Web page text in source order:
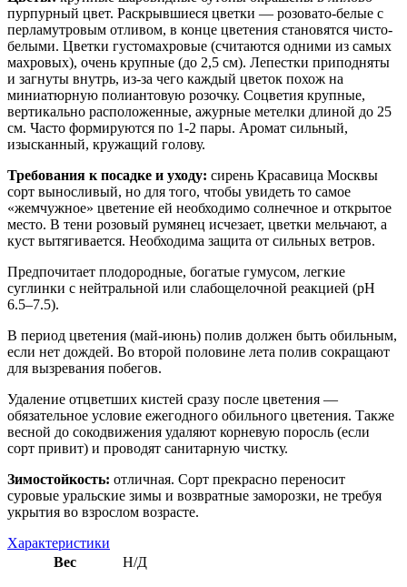
пурпурный цвет. Раскрывшиеся цветки — розовато-белые с
перламутровым отливом, в конце цветения становятся чисто-
белыми. Цветки густомахровые (считаются одними из самых
махровых), очень крупные (до 2,5 см). Лепестки приподняты
и загнуты внутрь, из-за чего каждый цветок похож на
миниатюрную полиантовую розочку. Соцветия крупные,
вертикально расположенные, ажурные метелки длиной до 25
см. Часто формируются по 1-2 пары. Аромат сильный,
изысканный, кружащий голову.
Требования к посадке и уходу: сирень Красавица Москвы
сорт выносливый, но для того, чтобы увидеть то самое
«жемчужное» цветение ей необходимо солнечное и открытое
место. В тени розовый румянец исчезает, цветки мельчают, а
куст вытягивается. Необходима защита от сильных ветров.
Предпочитает плодородные, богатые гумусом, легкие
суглинки с нейтральной или слабощелочной реакцией (pH
6.5–7.5).
В период цветения (май-июнь) полив должен быть обильным,
если нет дождей. Во второй половине лета полив сокращают
для вызревания побегов.
Удаление отцветших кистей сразу после цветения —
обязательное условие ежегодного обильного цветения. Также
весной до сокодвижения удаляют корневую поросль (если
сорт привит) и проводят санитарную чистку.
Зимостойкость: отличная. Сорт прекрасно переносит
суровые уральские зимы и возвратные заморозки, не требуя
укрытия во взрослом возрасте.
Характеристики
Вес
Н/Д